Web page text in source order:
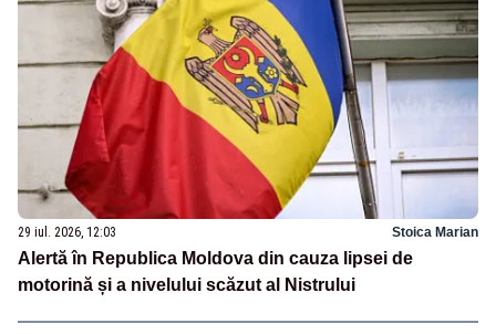
29 iul. 2026, 12:03 Stoica Marian
Alertă în Republica Moldova din cauza lipsei de
motorină și a nivelului scăzut al Nistrului